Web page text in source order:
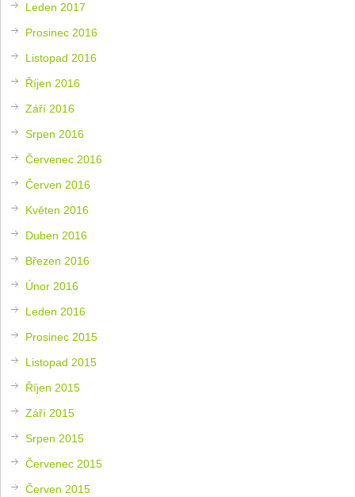
Leden 2017
Prosinec 2016
Listopad 2016
Říjen 2016
Září 2016
Srpen 2016
Červenec 2016
Červen 2016
Květen 2016
Duben 2016
Březen 2016
Únor 2016
Leden 2016
Prosinec 2015
Listopad 2015
Říjen 2015
Září 2015
Srpen 2015
Červenec 2015
Červen 2015